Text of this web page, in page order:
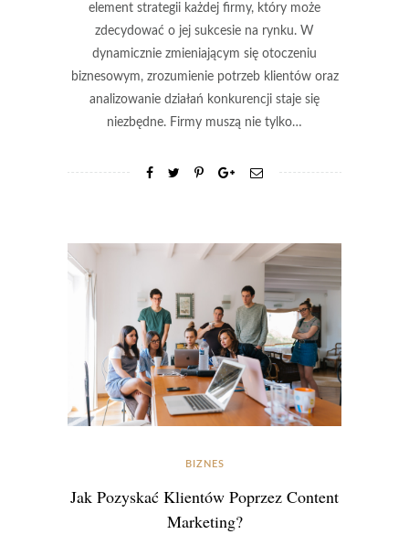
element strategii każdej firmy, który może
zdecydować o jej sukcesie na rynku. W
dynamicznie zmieniającym się otoczeniu
biznesowym, zrozumienie potrzeb klientów oraz
analizowanie działań konkurencji staje się
niezbędne. Firmy muszą nie tylko…
BIZNES
Jak Pozyskać Klientów Poprzez Content
Marketing?